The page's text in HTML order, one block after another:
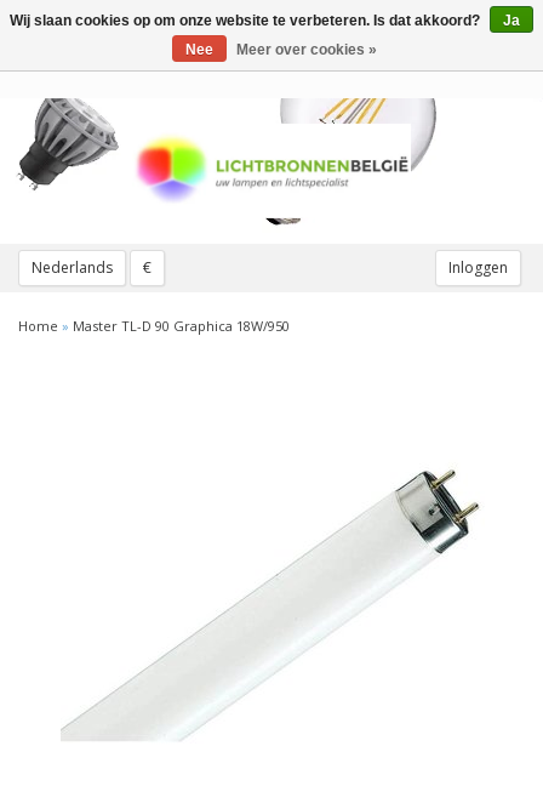
Nederlands € Inloggen
Toggle
Home » Master TL-D 90 Graphica 18W/950
Wij slaan cookies op om onze website te verbeteren. Is dat akkoord?
Ja
Nee
Meer over cookies »